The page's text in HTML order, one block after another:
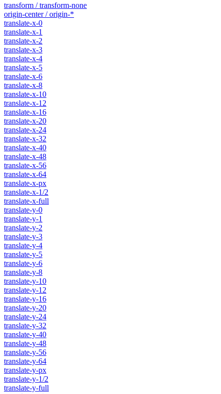
transform / transform-none
origin-center / origin-*
translate-x-0
translate-x-1
translate-x-2
translate-x-3
translate-x-4
translate-x-5
translate-x-6
translate-x-8
translate-x-10
translate-x-12
translate-x-16
translate-x-20
translate-x-24
translate-x-32
translate-x-40
translate-x-48
translate-x-56
translate-x-64
translate-x-px
translate-x-1/2
translate-x-full
translate-y-0
translate-y-1
translate-y-2
translate-y-3
translate-y-4
translate-y-5
translate-y-6
translate-y-8
translate-y-10
translate-y-12
translate-y-16
translate-y-20
translate-y-24
translate-y-32
translate-y-40
translate-y-48
translate-y-56
translate-y-64
translate-y-px
translate-y-1/2
translate-y-full